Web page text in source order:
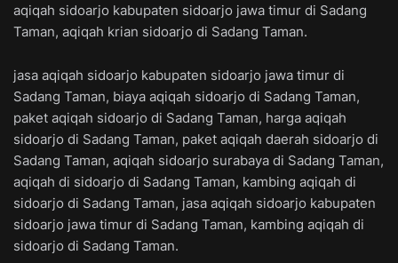
aqiqah sidoarjo kabupaten sidoarjo jawa timur di Sadang
Taman, aqiqah krian sidoarjo di Sadang Taman.
jasa aqiqah sidoarjo kabupaten sidoarjo jawa timur di
Sadang Taman, biaya aqiqah sidoarjo di Sadang Taman,
paket aqiqah sidoarjo di Sadang Taman, harga aqiqah
sidoarjo di Sadang Taman, paket aqiqah daerah sidoarjo di
Sadang Taman, aqiqah sidoarjo surabaya di Sadang Taman,
aqiqah di sidoarjo di Sadang Taman, kambing aqiqah di
sidoarjo di Sadang Taman, jasa aqiqah sidoarjo kabupaten
sidoarjo jawa timur di Sadang Taman, kambing aqiqah di
sidoarjo di Sadang Taman.